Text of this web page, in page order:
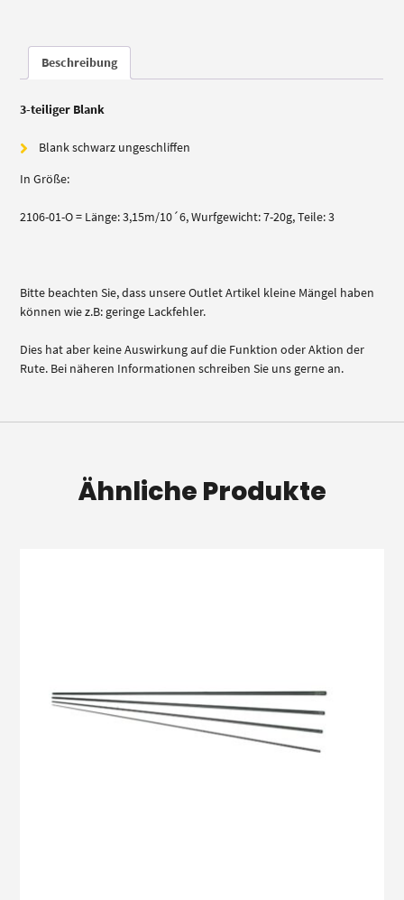
Beschreibung
3-teiliger Blank
Blank schwarz ungeschliffen
In Größe:
2106-01-O = Länge: 3,15m/10´6, Wurfgewicht: 7-20g, Teile: 3
Bitte beachten Sie, dass unsere Outlet Artikel kleine Mängel haben
können wie z.B: geringe Lackfehler.
Dies hat aber keine Auswirkung auf die Funktion oder Aktion der
Rute. Bei näheren Informationen schreiben Sie uns gerne an.
Ähnliche Produkte